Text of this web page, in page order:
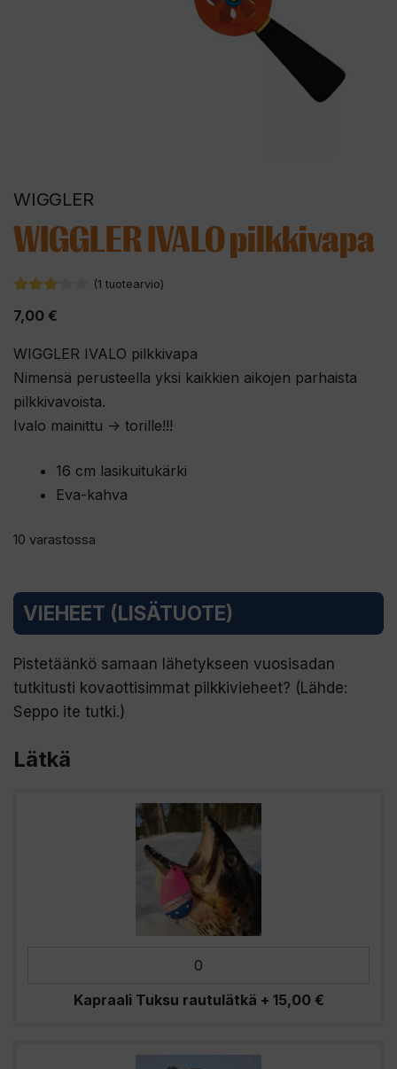
WIGGLER
WIGGLER IVALO pilkkivapa
5:stä
(1 tuotearvio)
7,00 €
WIGGLER IVALO pilkkivapa
Nimensä perusteella yksi kaikkien aikojen parhaista
pilkkivavoista.
Ivalo mainittu -> torille!!!
16 cm lasikuitukärki
Eva-kahva
10 varastossa
VIEHEET (LISÄTUOTE)
Pistetäänkö samaan lähetykseen vuosisadan
tutkitusti kovaottisimmat pilkkivieheet? (Lähde:
Seppo ite tutki.)
Lätkä
Kapraali Tuksu rautulätkä + 15,00 €